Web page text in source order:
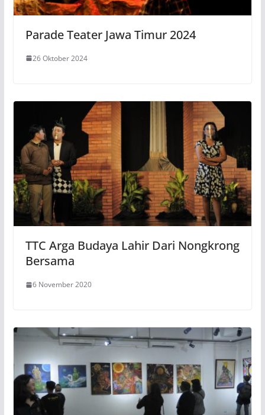
Parade Teater Jawa Timur 2024
26 Oktober 2024
TTC Arga Budaya Lahir Dari Nongkrong
Bersama
6 November 2020